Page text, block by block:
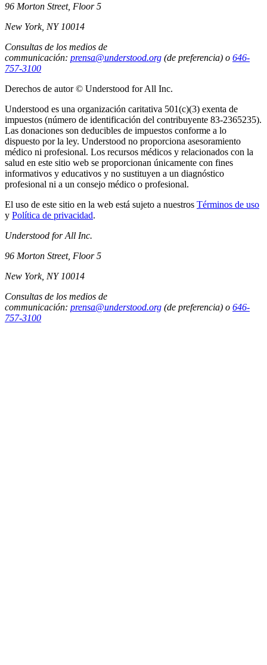
96 Morton Street, Floor 5
New York, NY 10014
Consultas de los medios de
communicación: prensa@understood.org (de preferencia) o 646-
757-3100
Derechos de autor © Understood for All Inc.
Understood es una organización caritativa 501(c)(3) exenta de
impuestos (número de identificación del contribuyente 83-2365235).
Las donaciones son deducibles de impuestos conforme a lo
dispuesto por la ley. Understood no proporciona asesoramiento
médico ni profesional. Los recursos médicos y relacionados con la
salud en este sitio web se proporcionan únicamente con fines
informativos y educativos y no sustituyen a un diagnóstico
profesional ni a un consejo médico o profesional.
El uso de este sitio en la web está sujeto a nuestros Términos de uso
y Política de privacidad.
Understood for All Inc.
96 Morton Street, Floor 5
New York, NY 10014
Consultas de los medios de
communicación: prensa@understood.org (de preferencia) o 646-
757-3100